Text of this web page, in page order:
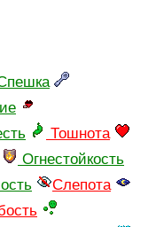
Тошнота
Огнестойкость
Слепота